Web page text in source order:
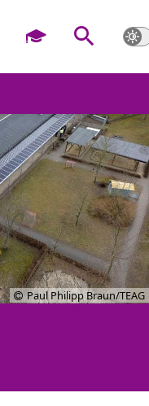
Paul Philipp Braun/TEAG